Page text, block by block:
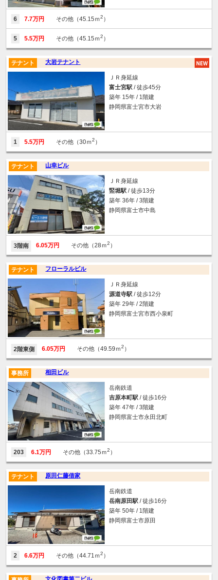
6 7.7万円 その他（45.15ｍ2 ）
5 5.5万円 その他（45.15ｍ2 ）
大岩テナント
テナント
ＪＲ身延線
富士宮駅 / 徒歩45分
築年 15年 / 1階建
静岡県富士宮市大岩
1 5.5万円 その他（30ｍ2 ）
山幸ビル
テナント
ＪＲ身延線
竪堀駅 / 徒歩13分
築年 36年 / 3階建
静岡県富士市中島
3階南 6.05万円 その他（28ｍ2 ）
フローラルビル
テナント
ＪＲ身延線
源道寺駅 / 徒歩12分
築年 29年 / 2階建
静岡県富士宮市西小泉町
2階東側 6.05万円 その他（49.59ｍ2 ）
相田ビル
事務所
岳南鉄道
吉原本町駅 / 徒歩16分
築年 47年 / 3階建
静岡県富士市永田北町
203 6.1万円 その他（33.75ｍ2 ）
原田仁藤借家
テナント
岳南鉄道
岳南原田駅 / 徒歩16分
築年 50年 / 1階建
静岡県富士市原田
2 6.6万円 その他（44.71ｍ2 ）